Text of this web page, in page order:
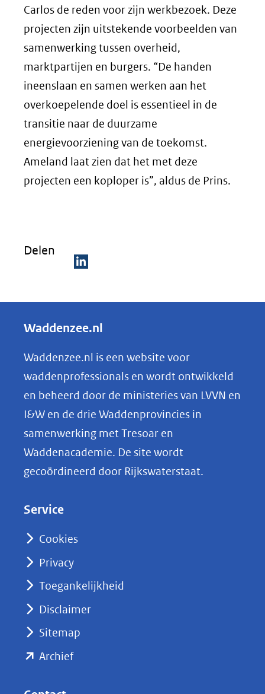
Carlos de reden voor zijn werkbezoek. Deze
projecten zijn uitstekende voorbeelden van
samenwerking tussen overheid,
marktpartijen en burgers. “De handen
ineenslaan en samen werken aan het
overkoepelende doel is essentieel in de
transitie naar de duurzame
energievoorziening van de toekomst.
Ameland laat zien dat het met deze
projecten een koploper is”, aldus de Prins.
Delen
e
e
n
o
p
k
e
nieuw
naar
Waddenzee.nl
Waddenzee.nl is een website voor
waddenprofessionals en wordt ontwikkeld
en beheerd door de ministeries van LVVN en
I&W en de drie Waddenprovincies in
samenwerking met Tresoar en
Waddenacademie. De site wordt
gecoördineerd door Rijkswaterstaat.
Service
Cookies
Privacy
Toegankelijkheid
Disclaimer
Sitemap
Archief(opent